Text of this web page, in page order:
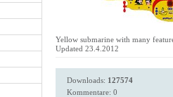
Yellow submarine with many
Updated 23.4.2012
Downloads: 127574
Kommentare: 0